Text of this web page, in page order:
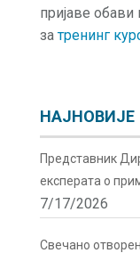
пријаве
затренинг
НАЈНОВИЈЕ
Представник
експерата о
сигурности и
7/17/2026
Свечано